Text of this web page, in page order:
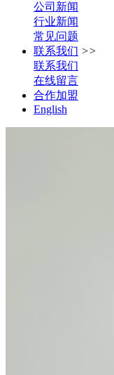
公司新闻
行业新闻
常见问题
联系我们 >>
联系我们
在线留言
合作加盟
English